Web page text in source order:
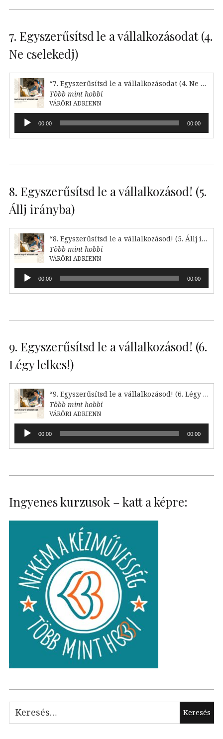
7. Egyszerűsítsd le a vállalkozásodat (4.
Ne cselekedj)
“7. Egyszerűsítsd le a vállalkozásodat (4. Ne cselekedj)”
Több mint hobbi
VÁRŐRI ADRIENN
Audió
lejátszó00:00 00:00
8. Egyszerűsítsd le a vállalkozásod! (5.
Állj irányba)
“8. Egyszerűsítsd le a vállalkozásod! (5. Állj irányba)”
Több mint hobbi
VÁRŐRI ADRIENN
Audió
lejátszó00:00 00:00
9. Egyszerűsítsd le a vállalkozásod! (6.
Légy lelkes!)
“9. Egyszerűsítsd le a vállalkozásod! (6. Légy lelkes!)”
Több mint hobbi
VÁRŐRI ADRIENN
Audió
lejátszó00:00 00:00
Ingyenes kurzusok – katt a képre:
Keresés: